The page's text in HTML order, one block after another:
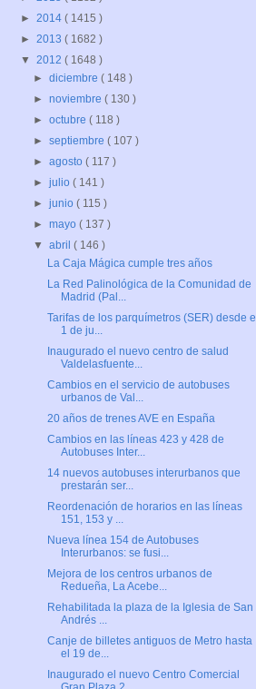
► 2014 ( 1415 )
► 2013 ( 1682 )
▼ 2012 ( 1648 )
►diciembre( 148 )
►noviembre( 130 )
►octubre( 118 )
►septiembre( 107 )
►agosto( 117 )
►julio( 141 )
►junio( 115 )
►mayo( 137 )
▼abril( 146 )
La Caja Mágica cumple tres años
La Red Palinológica de la Comunidad de
Madrid (Pal...
Tarifas de los parquímetros (SER) desde el
1 de ju...
Inaugurado el nuevo centro de salud
Valdelasfuente...
Cambios en el servicio de autobuses
urbanos de Val...
20 años de trenes AVE en España
Cambios en las líneas 423 y 428 de
Autobuses Inter...
14 nuevos autobuses interurbanos que
prestarán ser...
Reordenación de horarios en las líneas
151, 153 y ...
Nueva línea 154 de Autobuses
Interurbanos: se fusi...
Mejora de los centros urbanos de
Redueña, La Acebe...
Rehabilitada la plaza de la Iglesia de San
Andrés ...
Canje de billetes antiguos de Metro hasta
el 19 de...
Inaugurado el nuevo Centro Comercial